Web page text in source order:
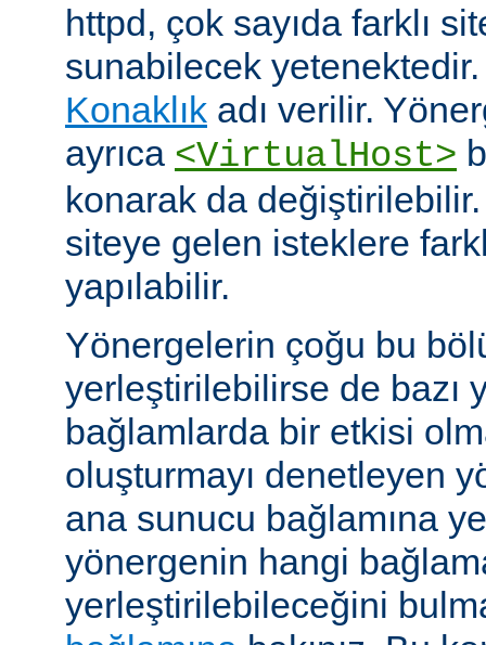
httpd, çok sayıda farklı
sunabilecek
Konaklık adı verilir.
ayrıca <VirtualHost>
konarak da
siteye gelen isteklere
yapılabilir.
Yönergelerin çoğu bu
yerleştirilebilirse de bazı
bağlamlarda bir etkisi
oluşturmayı denetleyen
ana sunucu bağlamına
yönergenin hangi
yerleştirilebileceğini